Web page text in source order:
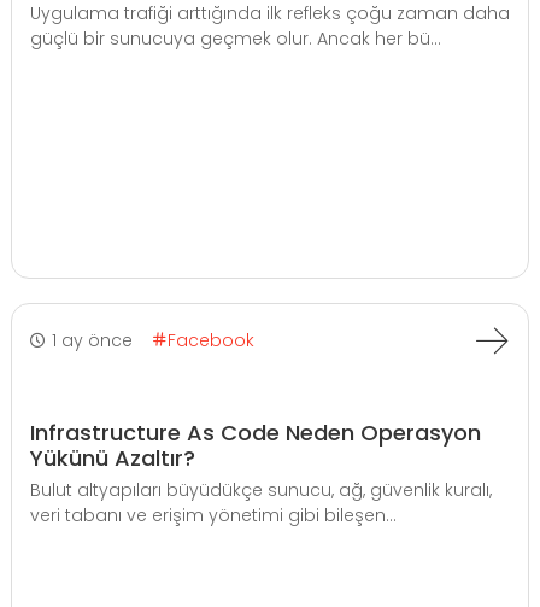
Uygulama trafiği arttığında ilk refleks çoğu zaman daha
güçlü bir sunucuya geçmek olur. Ancak her bü...
1 ay önce Facebook
Infrastructure As Code Neden Operasyon
Yükünü Azaltır?
Bulut altyapıları büyüdükçe sunucu, ağ, güvenlik kuralı,
veri tabanı ve erişim yönetimi gibi bileşen...